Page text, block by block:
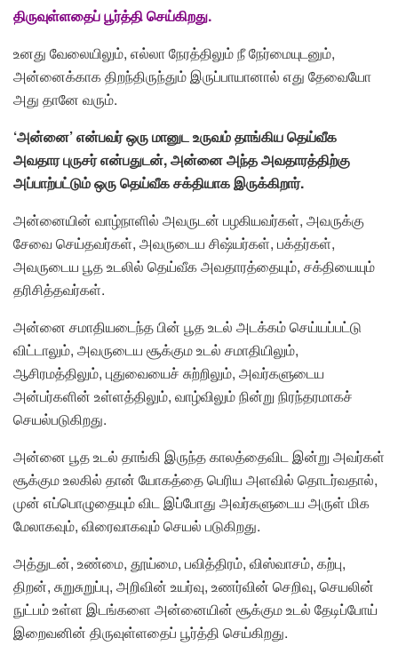
திருவுள்ளதைப் பூர்த்தி செய்கிறது.
உனது வேலையிலும், எல்லா நேரத்திலும் நீ நேர்மையுடனும்,
அன்னைக்காக திறந்திருந்தும் இருப்பாயானால் எது தேவையோ
அது தானே வரும்.
‘அன்னை’ என்பவர் ஒரு மானுட உருவம் தாங்கிய தெய்வீக
அவதார புருசர் என்பதுடன், அன்னை அந்த அவதாரத்திற்கு
அப்பாற்பட்டும் ஒரு தெய்வீக சக்தியாக இருக்கிறார்.
அன்னையின் வாழ்நாளில் அவருடன் பழகியவர்கள், அவருக்கு
சேவை செய்தவர்கள், அவருடைய சிஷ்யர்கள், பக்தர்கள்,
அவருடைய பூத உடலில் தெய்வீக அவதாரத்தையும், சக்தியையும்
தரிசித்தவர்கள்.
அன்னை சமாதியடைந்த பின் பூத உடல் அடக்கம் செய்யப்பட்டு
விட்டாலும், அவருடைய சூக்கும உடல் சமாதியிலும்,
ஆசிரமத்திலும், புதுவையைச் சுற்றிலும், அவர்களுடைய
அன்பர்களின் உள்ளத்திலும், வாழ்விலும் நின்று நிரந்தரமாகச்
செயல்படுகிறது.
அன்னை பூத உடல் தாங்கி இருந்த காலத்தைவிட இன்று அவர்கள்
சூக்கும உலகில் தான் யோகத்தை பெரிய அளவில் தொடர்வதால்,
முன் எப்பொழுதையும் விட இப்போது அவர்களுடைய அருள் மிக
மேலாகவும், விரைவாகவும் செயல் படுகிறது.
அத்துடன், உண்மை, தூய்மை, பவித்திரம், விஸ்வாசம், கற்பு,
திறன், சுறுசுறுப்பு, அறிவின் உயர்வு, உணர்வின் செறிவு, செயலின்
நுட்பம் உள்ள இடங்களை அன்னையின் சூக்கும உடல் தேடிப்போய்
இறைவனின் திருவுள்ளதைப் பூர்த்தி செய்கிறது.